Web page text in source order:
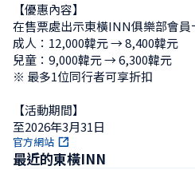
【優惠內容】
在售票處出示東橫INN俱樂部會員
成人：12,000韓元 → 8,400韓元
兒童：9,000韓元 → 6,300韓元
※ 最多1位同行者可享折扣
【活動期間】
至2026年3月31日
官方網站
最近的東橫INN